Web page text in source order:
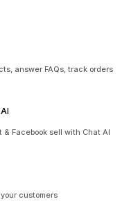
answer FAQs, track orders
Facebook sell with Chat AI
customers